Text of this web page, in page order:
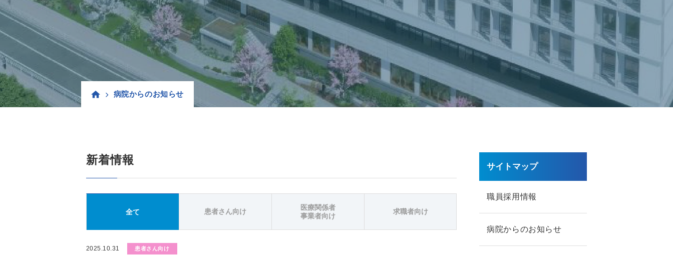
病院からのお知らせ
新着情報
全て 患者さん向け
医療関係者
事業者向け
求職者向け
2025.10.31 患者さん向け
サイトマップ
職員採用情報
病院からのお知らせ